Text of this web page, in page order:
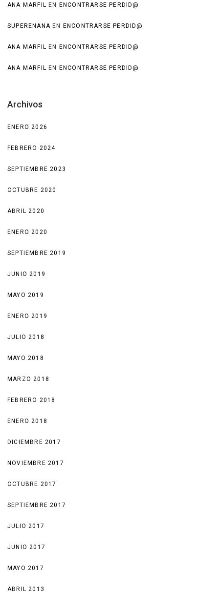
ANA MARFIL EN ENCONTRARSE PERDID@
SUPERENANA EN ENCONTRARSE PERDID@
ANA MARFIL EN ENCONTRARSE PERDID@
ANA MARFIL EN ENCONTRARSE PERDID@
Archivos
ENERO 2026
FEBRERO 2024
SEPTIEMBRE 2023
OCTUBRE 2020
ABRIL 2020
ENERO 2020
SEPTIEMBRE 2019
JUNIO 2019
MAYO 2019
ENERO 2019
JULIO 2018
MAYO 2018
MARZO 2018
FEBRERO 2018
ENERO 2018
DICIEMBRE 2017
NOVIEMBRE 2017
OCTUBRE 2017
SEPTIEMBRE 2017
JULIO 2017
JUNIO 2017
MAYO 2017
ABRIL 2013